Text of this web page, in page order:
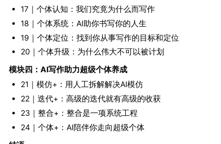
17｜个体认知：我们究竟为什么而写作
18｜个体系统：AI助你书写你的人生
19｜个体定位：找到你从事写作的目标和定位
20｜个体升级：为什么伟大不可以被计划
模块四：AI写作助力超级个体养成
21｜模仿+：用人工拆解解决AI模仿
22｜迭代+：高级的迭代就有高级的收获
23｜整合+：整合是一项系统工程
24｜个体+：AI陪伴你走向超级个体